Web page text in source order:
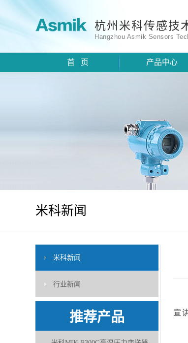
杭州米科传感技
Hangzhou Asmik Sensors
首 页 产品中心
米科新闻
米科新闻
行业新闻
推荐产品
3
宣